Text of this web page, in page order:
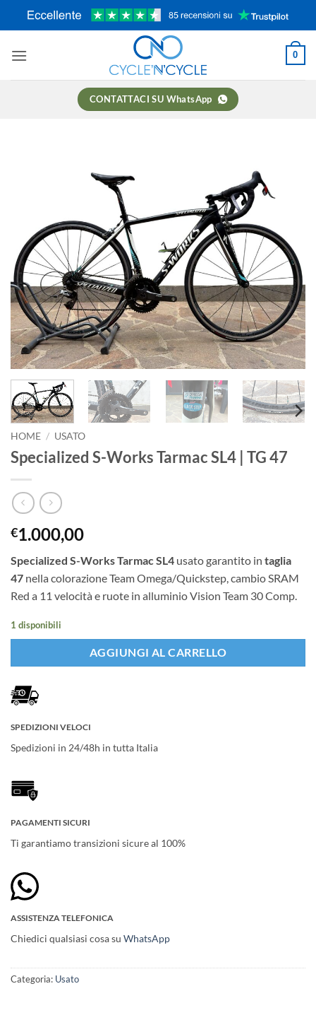
0
CONTATTACI SU WhatsApp
HOME / USATO
Specialized S-Works Tarmac SL4 | TG 47
€1.000,00
Specialized S-Works Tarmac SL4 usato garantito in taglia
47 nella colorazione Team Omega/Quickstep, cambio SRAM
Red a 11 velocità e ruote in alluminio Vision Team 30 Comp.
1 disponibili
AGGIUNGI AL CARRELLO
SPEDIZIONI VELOCI
Spedizioni in 24/48h in tutta Italia
PAGAMENTI SICURI
Ti garantiamo transizioni sicure al 100%
ASSISTENZA TELEFONICA
Chiedici qualsiasi cosa su WhatsApp
Categoria: Usato